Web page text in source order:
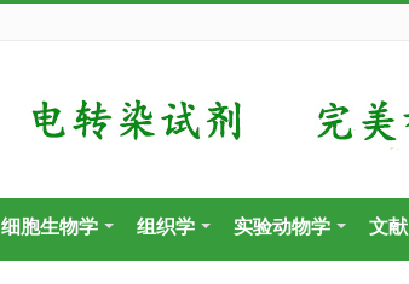
细胞生物学 组织学 实验动物学 文献